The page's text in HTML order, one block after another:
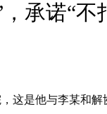
承诺“不
是他与李某和解